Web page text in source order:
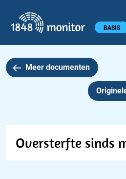
Hoofdmenu BASIS
Meer documenten
Oversterfte sinds